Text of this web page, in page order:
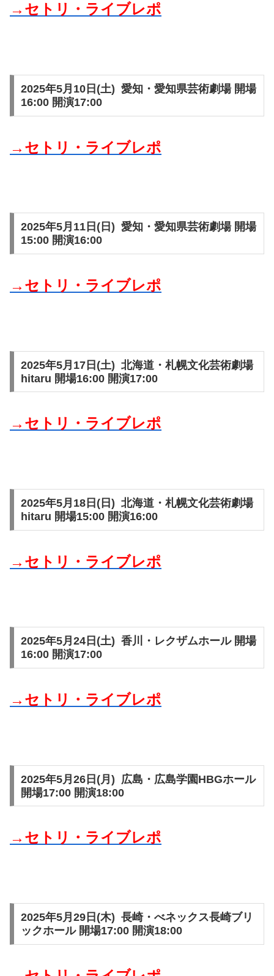
→セトリ・ライブレポ
2025年5月10日(土) 愛知・愛知県芸術劇場 開場
16:00 開演17:00
→セトリ・ライブレポ
2025年5月11日(日) 愛知・愛知県芸術劇場 開場
15:00 開演16:00
→セトリ・ライブレポ
2025年5月17日(土) 北海道・札幌文化芸術劇場
hitaru 開場16:00 開演17:00
→セトリ・ライブレポ
2025年5月18日(日) 北海道・札幌文化芸術劇場
hitaru 開場15:00 開演16:00
→セトリ・ライブレポ
2025年5月24日(土) 香川・レクザムホール 開場
16:00 開演17:00
→セトリ・ライブレポ
2025年5月26日(月) 広島・広島学園HBGホール
開場17:00 開演18:00
→セトリ・ライブレポ
2025年5月29日(木) 長崎・べネックス長崎ブリ
ックホール 開場17:00 開演18:00